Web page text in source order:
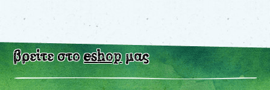
βρείτε στοeshopμας